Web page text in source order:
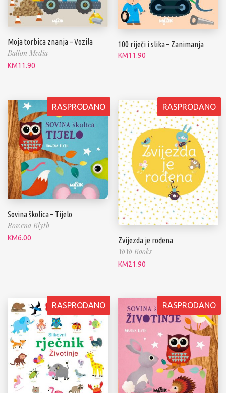
Moja torbica znanja – Vozila
Ballon Media
KM11.90
100 riječi i slika – Zanimanja
KM11.90
RASPRODANO
Sovina školica – Tijelo
Rowena Blyth
KM6.00
RASPRODANO
Zvijezda je rođena
YoYo Books
KM21.90
RASPRODANO RASPRODANO